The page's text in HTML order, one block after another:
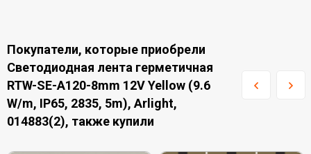
Покупатели, которые приобрели
Светодиодная лента герметичная
RTW-SE-A120-8mm 12V Yellow (9.6
W/m, IP65, 2835, 5m), Arlight,
014883(2), также купили